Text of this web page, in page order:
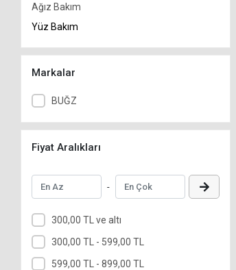
Ağız Bakım
Yüz Bakım
Markalar
BUĞZ
Fiyat Aralıkları
-
300,00 TL ve altı
300,00 TL - 599,00 TL
599,00 TL - 899,00 TL